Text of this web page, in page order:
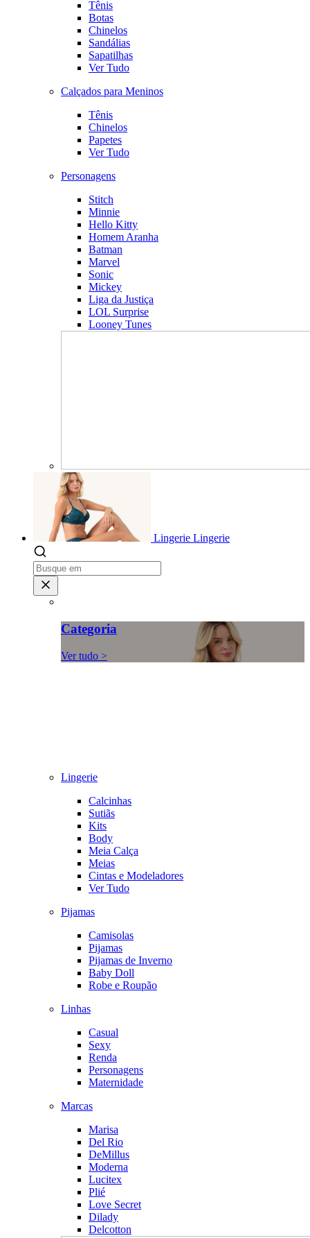
Tênis
Botas
Chinelos
Sandálias
Sapatilhas
Ver Tudo
Calçados para Meninos
Tênis
Chinelos
Papetes
Ver Tudo
Personagens
Stitch
Minnie
Hello Kitty
Homem Aranha
Batman
Marvel
Sonic
Mickey
Liga da Justiça
LOL Surprise
Looney Tunes
Lingerie Lingerie
Categoria
Ver tudo >
Lingerie
Calcinhas
Sutiãs
Kits
Body
Meia Calça
Meias
Cintas e Modeladores
Ver Tudo
Pijamas
Camisolas
Pijamas
Pijamas de Inverno
Baby Doll
Robe e Roupão
Linhas
Casual
Sexy
Renda
Personagens
Maternidade
Marcas
Marisa
Del Rio
DeMillus
Moderna
Lucitex
Plié
Love Secret
Dilady
Delcotton